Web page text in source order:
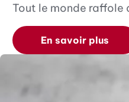
Tout le monde raffole
En savoir plus